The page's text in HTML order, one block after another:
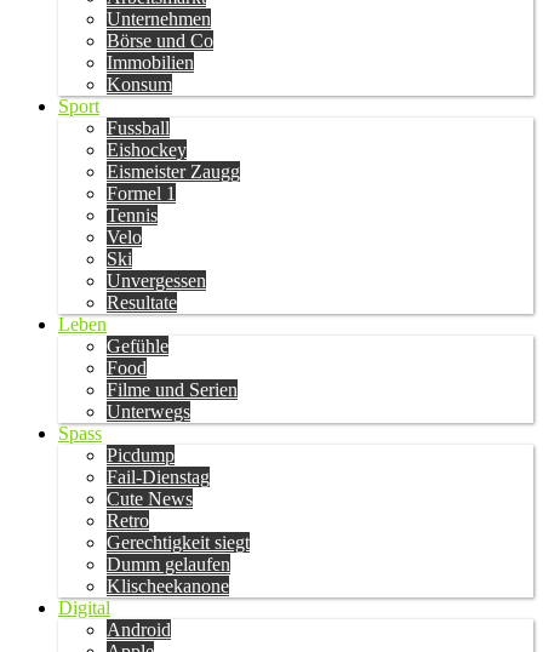
Unternehmen
Börse und Co
Immobilien
Konsum
Sport
Fussball
Eishockey
Eismeister Zaugg
Formel 1
Tennis
Velo
Ski
Unvergessen
Resultate
Leben
Gefühle
Food
Filme und Serien
Unterwegs
Spass
Picdump
Fail-Dienstag
Cute News
Retro
Gerechtigkeit siegt
Dumm gelaufen
Klischeekanone
Digital
Android